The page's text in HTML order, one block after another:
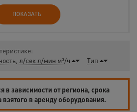
ПОКАЗАТЬ
л/сек л/мин м³/ч
Тип
в зависимости от региона, срока
в аренду оборудования.